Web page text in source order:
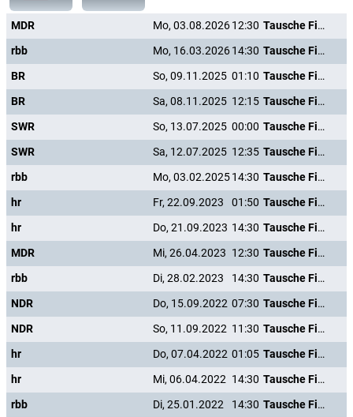
MDR Mo, 03.08.202612:30
Tausche Firma gegen Haushalt
rbb
Mo, 16.03.202614:30
Tausche Firma gegen Haushalt
BR
So, 09.11.2025 01:10
Tausche Firma gegen Haushalt
BR
Sa, 08.11.2025 12:15
Tausche Firma gegen Haushalt
SWR
So, 13.07.2025 00:00
Tausche Firma gegen Haushalt
SWR
Sa, 12.07.2025 12:35
Tausche Firma gegen Haushalt
rbb
Mo, 03.02.202514:30
Tausche Firma gegen Haushalt
hr
Fr, 22.09.2023 01:50
Tausche Firma gegen Haushalt
hr
Do, 21.09.2023 14:30
Tausche Firma gegen Haushalt
MDR
Mi, 26.04.2023 12:30
Tausche Firma gegen Haushalt
rbb
Di, 28.02.2023 14:30
Tausche Firma gegen Haushalt
NDR
Do, 15.09.2022 07:30
Tausche Firma gegen Haushalt
NDR
So, 11.09.2022 11:30
Tausche Firma gegen Haushalt
hr
Do, 07.04.2022 01:05
Tausche Firma gegen Haushalt
hr
Mi, 06.04.2022 14:30
Tausche Firma gegen Haushalt
rbb
Di, 25.01.2022 14:30
Tausche Firma gegen Haushalt